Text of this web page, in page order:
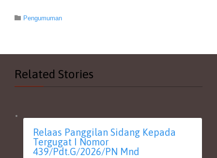
 Category
Pengumuman
Related Stories
Relaas Panggilan Sidang Kepada
Tergugat I Nomor
439/Pdt.G/2026/PN Mnd